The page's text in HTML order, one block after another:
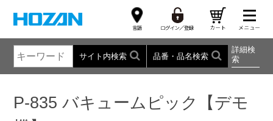
サイト内検索 品番・品名検索
詳細検
索
P-835 バキュームピック【デモ